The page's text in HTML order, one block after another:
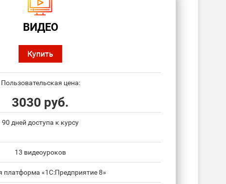
ВИДЕО
Купить
Пользовательская цена:
3030 руб.
90 дней доступа к курсу
13 видеоуроков
платформа «1С:Предприятие 8»